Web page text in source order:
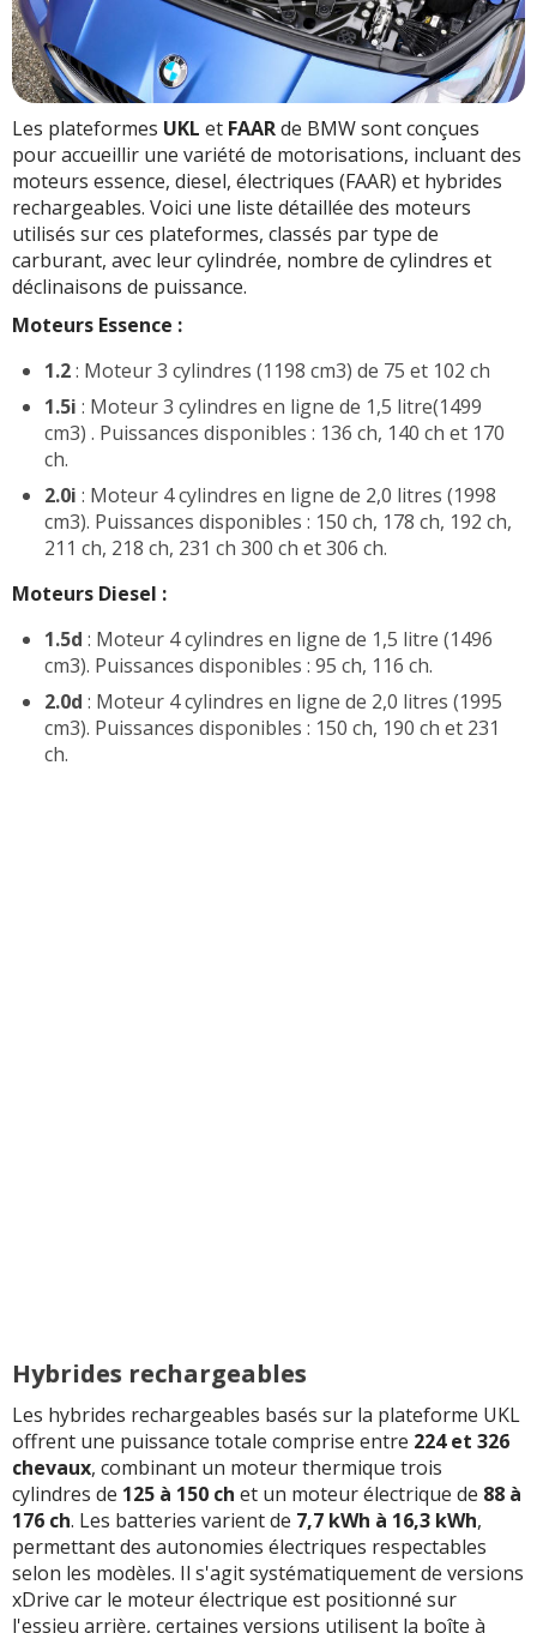
Les plateformes UKL et FAARde BMW sont conçues
pour accueillir une variété de motorisations, incluant des
moteurs essence, diesel, électriques (FAAR) et hybrides
rechargeables. Voici une liste détaillée des moteurs
utilisés sur ces plateformes, classés par type de
carburant, avec leur cylindrée, nombre de cylindres et
déclinaisons de puissance.
Moteurs Essence :
1.2: Moteur 3 cylindres (1198 cm3) de 75 et 102 ch
1.5i : Moteur 3 cylindres en ligne de 1,5 litre(1499
cm3) . Puissances disponibles : 136 ch, 140 ch et 170
ch.
2.0i : Moteur 4 cylindres en ligne de 2,0 litres (1998
cm3). Puissances disponibles : 150 ch, 178 ch, 192 ch,
211 ch, 218 ch, 231 ch 300 ch et 306 ch.
Moteurs Diesel :
1.5d : Moteur 4 cylindres en ligne de 1,5 litre (1496
cm3). Puissances disponibles : 95 ch, 116 ch.
2.0d : Moteur 4 cylindres en ligne de 2,0 litres (1995
cm3). Puissances disponibles : 150 ch, 190 ch et 231
ch.
Hybrides rechargeables
Les hybrides rechargeables basés sur la plateforme UKL
offrent une puissance totale comprise entre 224 et 326
chevaux, combinant un moteur thermique trois
cylindres de 125 à 150 ch et un moteur électrique de 88 à
176 ch. Les batteries varient de 7,7 kWh à 16,3 kWh,
permettant des autonomies électriques respectables
selon les modèles. Il s'agit systématiquement de versions
xDrive car le moteur électrique est positionné sur
l'essieu arrière, certaines versions utilisent la boîte à